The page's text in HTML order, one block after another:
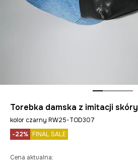
Torebka damska z imitacji skóry
kolor czarny RW25-TOD307
-22% FINAL SALE
Cena aktualna: